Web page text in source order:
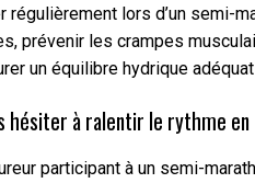
lors d’un semi-
prévenir les crampes
un équilibre hydrique
hésiter à ralentir le rythme
participant à un semi-